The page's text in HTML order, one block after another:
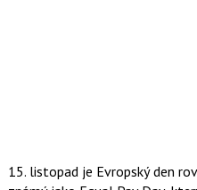
15. listopad je Evropský den